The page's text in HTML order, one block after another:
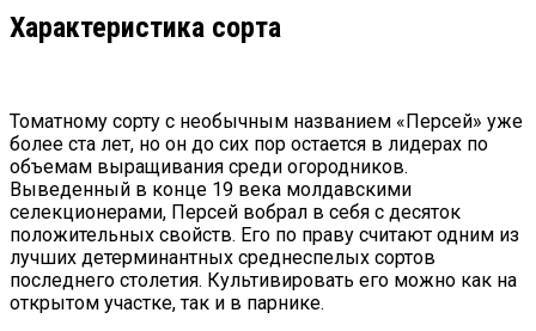
Характеристика сорта
Томатному сорту с необычным названием «Персей» уже
более ста лет, но он до сих пор остается в лидерах по
объемам выращивания среди огородников.
Выведенный в конце 19 века молдавскими
селекционерами, Персей вобрал в себя с десяток
положительных свойств. Его по праву считают одним из
лучших детерминантных среднеспелых сортов
последнего столетия. Культивировать его можно как на
открытом участке, так и в парнике.